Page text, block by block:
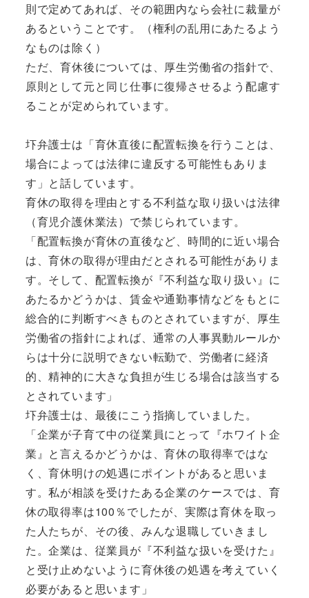
則で定めてあれば、その範囲内なら会社に裁量が
あるということです。（権利の乱用にあたるよう
なものは除く）
ただ、育休後については、厚生労働省の指針で、
原則として元と同じ仕事に復帰させるよう配慮す
ることが定められています。
圷弁護士は「育休直後に配置転換を行うことは、
場合によっては法律に違反する可能性もありま
す」と話しています。
育休の取得を理由とする不利益な取り扱いは法律
（育児介護休業法）で禁じられています。
「配置転換が育休の直後など、時間的に近い場合
は、育休の取得が理由だとされる可能性がありま
す。そして、配置転換が『不利益な取り扱い』に
あたるかどうかは、賃金や通勤事情などをもとに
総合的に判断すべきものとされていますが、厚生
労働省の指針によれば、通常の人事異動ルールか
らは十分に説明できない転勤で、労働者に経済
的、精神的に大きな負担が生じる場合は該当する
とされています」
圷弁護士は、最後にこう指摘していました。
「企業が子育て中の従業員にとって『ホワイト企
業』と言えるかどうかは、育休の取得率ではな
く、育休明けの処遇にポイントがあると思いま
す。私が相談を受けたある企業のケースでは、育
休の取得率は100％でしたが、実際は育休を取っ
た人たちが、その後、みんな退職していきまし
た。企業は、従業員が『不利益な扱いを受けた』
と受け止めないように育休後の処遇を考えていく
必要があると思います」